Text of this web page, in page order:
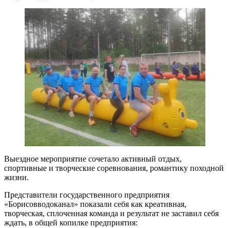
Выездное мероприятие сочетало активный отдых,
спортивные и творческие соревнования, романтику походной
жизни.
Представители государственного предприятия
«Борисовводоканал» показали себя как креативная,
творческая, сплоченная команда и результат не заставил себя
ждать, в общей копилке предприятия: